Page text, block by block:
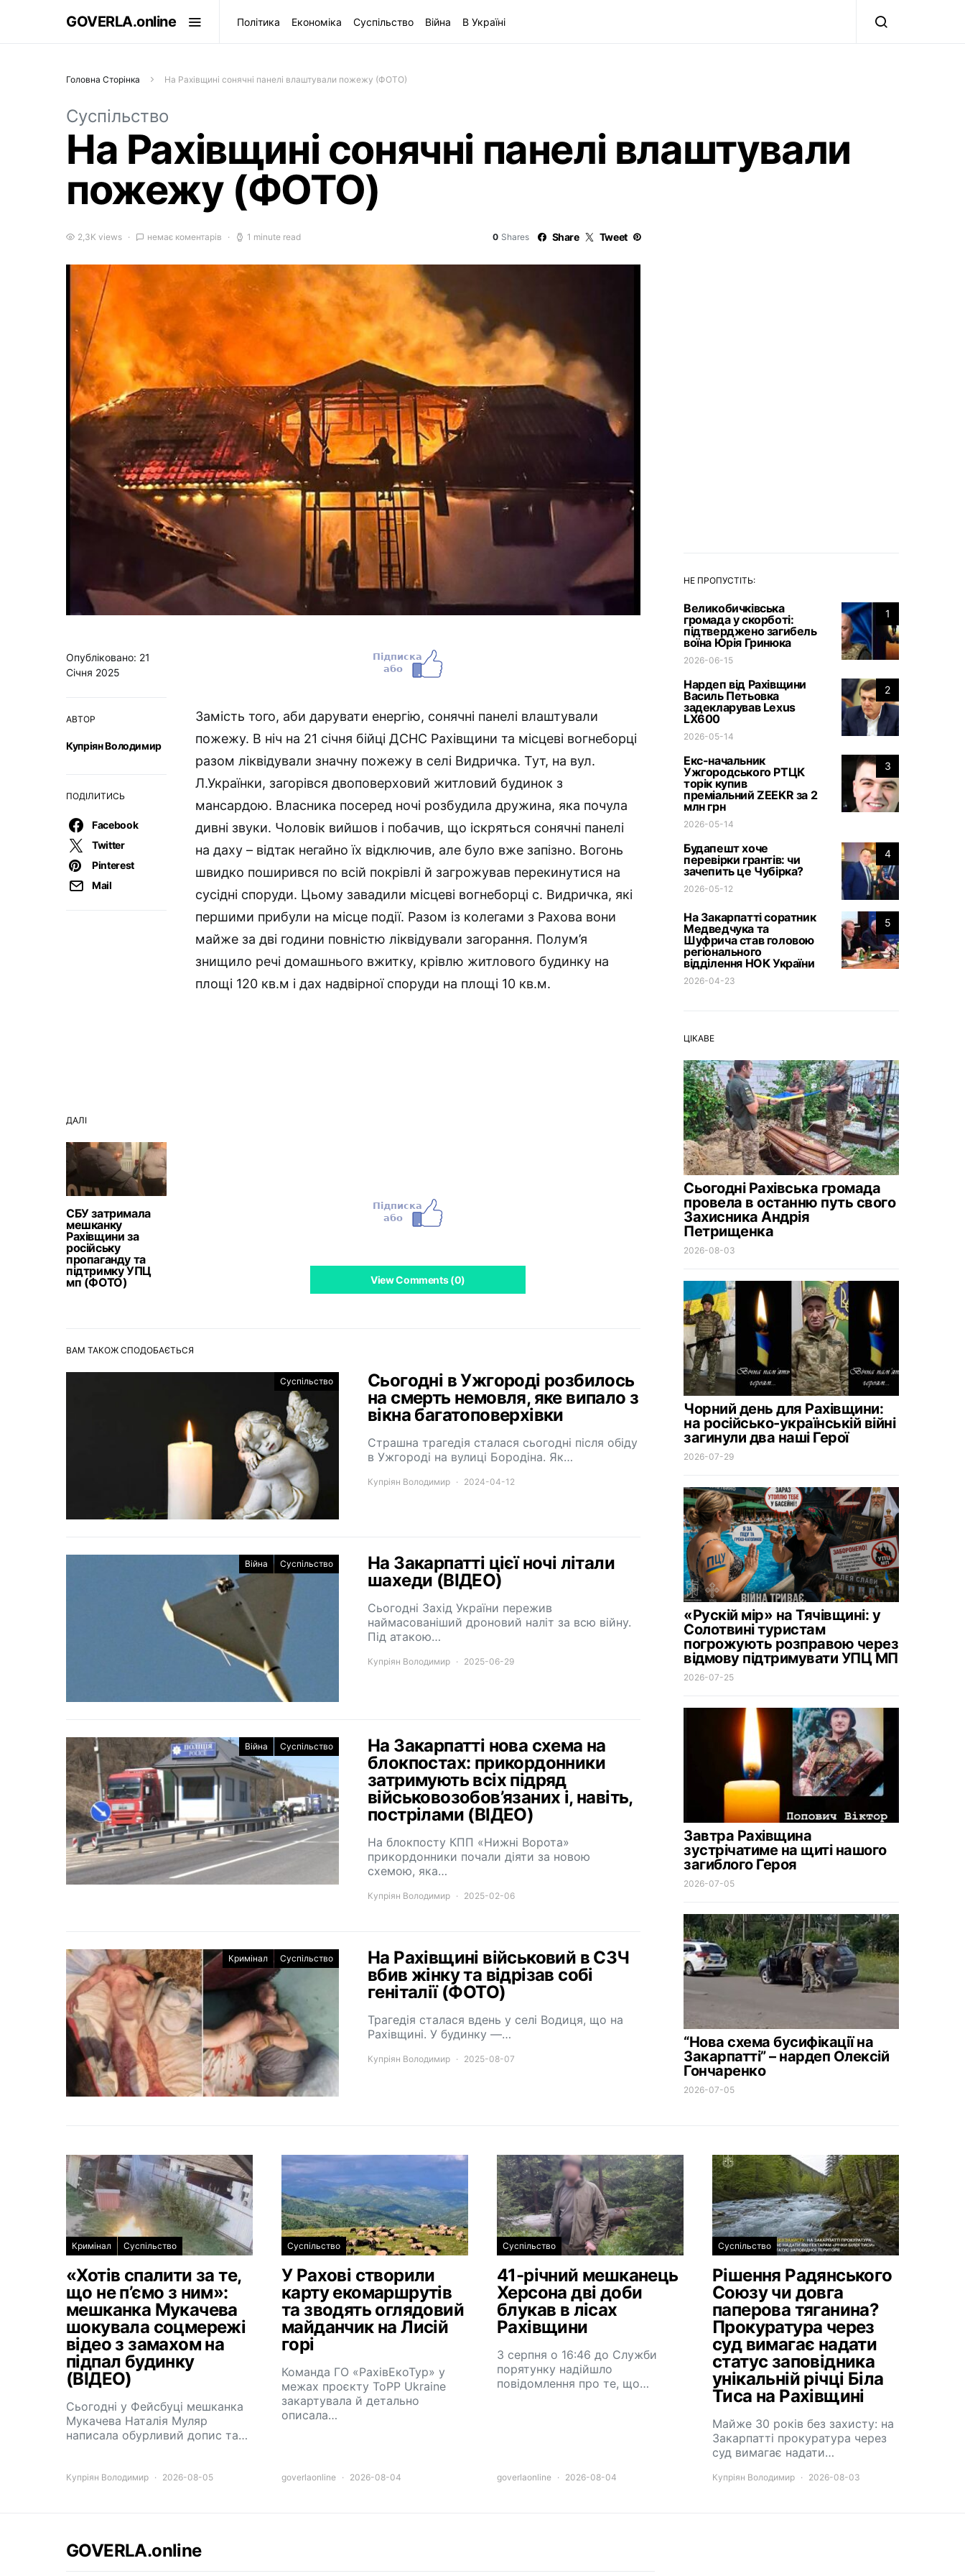
GOVERLA.online Політика Економіка Суспільство Війна В Україні
Головна Сторінка На Рахівщині сонячні панелі влаштували пожежу (ФОТО)
Суспільство
На Рахівщині сонячні панелі влаштували
пожежу (ФОТО)
2,3K views немає коментарів 1 minute read 0 Shares Share Tweet
ДАЛІ
СБУ затримала
мешканку
Рахівщини за
російську
пропаганду та
підтримку УПЦ
мп (ФОТО)
Опубліковано: 21
Січня 2025
АВТОР
Купріян Володимир
ПОДІЛИТИСЬ
Facebook
Twitter
Pinterest
Mail
Замість того, аби дарувати енергію, сонячні панелі влаштували
пожежу. В ніч на 21 січня бійці ДСНС Рахівщини та місцеві вогнеборці
разом ліквідували значну пожежу в селі Видричка. Тут, на вул.
Л.Українки, загорівся двоповерховий житловий будинок з
мансардою. Власника посеред ночі розбудила дружина, яка почула
дивні звуки. Чоловік вийшов і побачив, що іскряться сонячні панелі
на даху – відтак негайно їх відключив, але було вже запізно. Вогонь
швидко поширився по всій покрівлі й загрожував перекинутися на
сусідні споруди. Цьому завадили місцеві вогнеборці с. Видричка, які
першими прибули на місце події. Разом із колегами з Рахова вони
майже за дві години повністю ліквідували загорання. Полум’я
знищило речі домашнього вжитку, крівлю житлового будинку на
площі 120 кв.м і дах надвірної споруди на площі 10 кв.м.
View Comments (0)
ВАМ ТАКОЖ СПОДОБАЄТЬСЯ
Суспільство
Сьогодні в Ужгороді розбилось
на смерть немовля, яке випало з
вікна багатоповерхівки
Страшна трагедія сталася сьогодні після обіду
в Ужгороді на вулиці Бородіна. Як…
Купріян Володимир 2024-04-12
Війна Суспільство
На Закарпатті цієї ночі літали
шахеди (ВІДЕО)
Сьогодні Захід України пережив
наймасованіший дроновий наліт за всю війну.
Під атакою…
Купріян Володимир 2025-06-29
Війна Суспільство
На Закарпатті нова схема на
блокпостах: прикордонники
затримують всіх підряд
військовозобов’язаних і, навіть,
пострілами (ВІДЕО)
На блокпосту КПП «Нижні Ворота»
прикордонники почали діяти за новою
схемою, яка…
Купріян Володимир 2025-02-06
Кримінал Суспільство
На Рахівщині військовий в СЗЧ
вбив жінку та відрізав собі
геніталії (ФОТО)
Трагедія сталася вдень у селі Водиця, що на
Рахівщині. У будинку —…
Купріян Володимир 2025-08-07
НЕ ПРОПУСТІТЬ:
1
Великобичківська
громада у скорботі:
підтверджено загибель
воїна Юрія Гринюка
2026-06-15
2
Нардеп від Рахівщини
Василь Петьовка
задекларував Lexus
LX600
2026-05-14
3
Екс-начальник
Ужгородського РТЦК
торік купив
преміальний ZEEKR за 2
млн грн
2026-05-14
4
Будапешт хоче
перевірки грантів: чи
зачепить це Чубірка?
2026-05-12
5
На Закарпатті соратник
Медведчука та
Шуфрича став головою
регіонального
відділення НОК України
2026-04-23
ЦІКАВЕ
Сьогодні Рахівська громада
провела в останню путь свого
Захисника Андрія
Петрищенка
2026-08-03
Чорний день для Рахівщини:
на російсько-українській війні
загинули два наші Герої
2026-07-29
«Рускій мір» на Тячівщині: у
Солотвині туристам
погрожують розправою через
відмову підтримувати УПЦ МП
2026-07-25
Завтра Рахівщина
зустрічатиме на щиті нашого
загиблого Героя
2026-07-05
“Нова схема бусифікації на
Закарпатті” – нардеп Олексій
Гончаренко
2026-07-05
Кримінал Суспільство
«Хотів спалити за те,
що не п’ємо з ним»:
мешканка Мукачева
шокувала соцмережі
відео з замахом на
підпал будинку
(ВІДЕО)
Сьогодні у Фейсбуці мешканка
Мукачева Наталія Муляр
написала обурливий допис та…
Купріян Володимир 2026-08-05
Суспільство
У Рахові створили
карту екомаршрутів
та зводять оглядовий
майданчик на Лисій
горі
Команда ГО «РахівЕкоТур» у
межах проєкту ToPP Ukraine
закартувала й детально
описала…
goverlaonline 2026-08-04
Суспільство
41-річний мешканець
Херсона дві доби
блукав в лісах
Рахівщини
3 серпня о 16:46 до Служби
порятунку надійшло
повідомлення про те, що…
goverlaonline 2026-08-04
Суспільство
Рішення Радянського
Союзу чи довга
паперова тяганина?
Прокуратура через
суд вимагає надати
статус заповідника
унікальній річці Біла
Тиса на Рахівщині
Майже 30 років без захисту: на
Закарпатті прокуратура через
суд вимагає надати…
Купріян Володимир 2026-08-03
GOVERLA.online